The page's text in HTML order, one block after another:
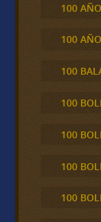
100
100
100
100
100
100
100